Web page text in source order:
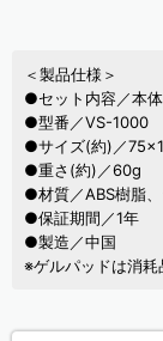
＜製品仕様＞
●セット内容／本
●型番／VS-1000
●サイズ(約)／
●重さ(約)／60g
●材質／ABS樹脂
●保証期間／1年
●製造／中国
※ゲルパッドは消耗